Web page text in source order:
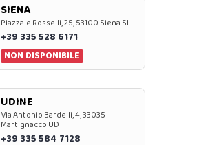
SIENA
Piazzale Rosselli, 25, 53100 Siena SI
+39 335 528 6171
NON DISPONIBILE
UDINE
Via Antonio Bardelli, 4, 33035
Martignacco UD
+39 335 584 7128